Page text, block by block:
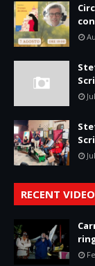
RECENT VIDEO